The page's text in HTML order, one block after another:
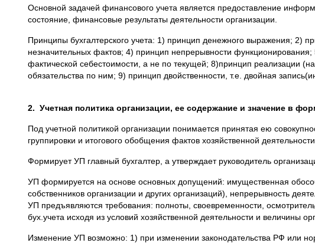
Основной задачей финансового учета является предоставление
состояние, финансовые результаты деятельности организации.
Принципы бухгалтерского учета: 1) принцип денежного выражения; 2)
незначительных фактов; 4) принцип непрерывности
фактической себестоимости, а не по текущей; 8)принцип реализации
обязательства по ним; 9) принцип двойственности, т.е. двойная
2. Учетная политика организации, ее содержание и значение в
Под учетной политикой организации понимается принятая ею
группировки и итогового обобщения фактов хозяйственной деятельности.
Формирует УП главный бухгалтер, а утверждает руководитель
УП формируется на основе основных допущений: имущественная
собственников организации и других организаций), непрерывность
УП предъявляются требования: полноты, своевременности,
бух.учета исходя из условий хозяйственной деятельности и величины
Изменение УП возможно: 1) при изменении законодательства РФ или